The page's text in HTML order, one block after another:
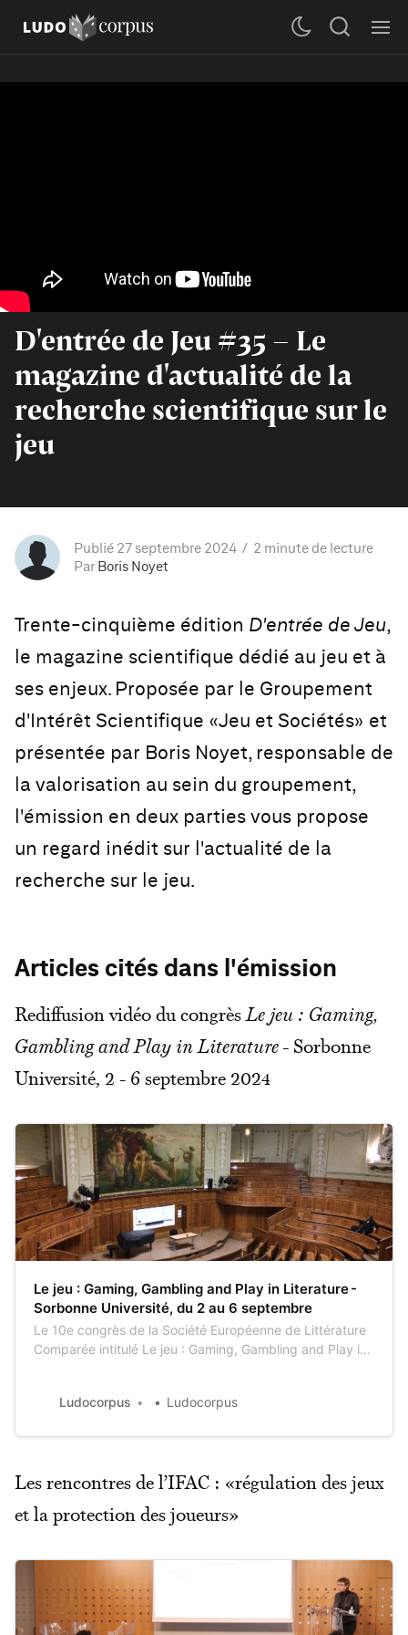
D'entrée de Jeu #35 - Le
magazine d'actualité de la
recherche scientifique sur le
jeu
Publié 27 septembre 2024
2 minute de lecture
Par Boris Noyet
Trente-cinquième édition D'entrée de Jeu,
le magazine scientifique dédié au jeu et à
ses enjeux. Proposée par le Groupement
d'Intérêt Scientifique «Jeu et Sociétés» et
présentée par Boris Noyet, responsable de
la valorisation au sein du groupement,
l'émission en deux parties vous propose
un regard inédit sur l'actualité de la
recherche sur le jeu.
Articles cités dans l'émission
Rediffusion vidéo du congrès Le jeu : Gaming,
Gambling and Play in Literature- Sorbonne
Université, 2 - 6 septembre 2024
Le jeu : Gaming, Gambling and Play in Literature -
Sorbonne Université, du 2 au 6 septembre
Le 10e congrès de la Société Européenne de Littérature
Comparée intitulé Le jeu : Gaming, Gambling and Play in
GIS Jeu et Sociétés est partenaire, explorera une variété
Ludocorpus Ludocorpus
Les rencontres de l’IFAC : «régulation des jeux
et la protection des joueurs»